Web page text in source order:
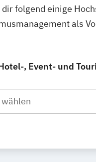
folgend einige
als
, Event- und